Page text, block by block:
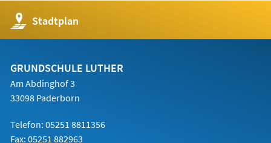
Stadtplan
(Öffnet
in
einem
Tab)
GRUNDSCHULE LUTHER
Am Abdinghof 3
33098 Paderborn
Telefon: 05251 8811356
Fax: 05251 882963